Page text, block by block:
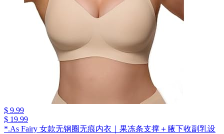
$ 9.99
$ 19.99
*.As Fairy 女款无钢圈无痕内衣｜果冻条支撑＋腋下收副乳设